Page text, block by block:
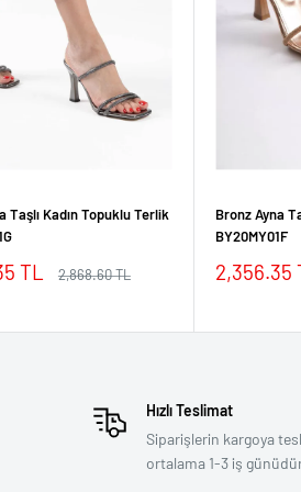
Taşlı Kadın Topuklu Terlik
TL
Normal
fiyat
2,868.60 TL
Bronz Ayna
BY20MY01F
İndirimli
fiyat
2,356.35
Hızlı Teslimat
Siparişlerin kargoya
ortalama 1-3 iş